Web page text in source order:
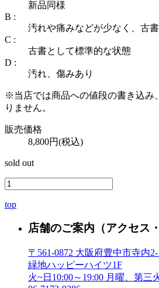
新品同様
B :
汚れや痛みなどが少なく、古
C :
古書として標準的な状態
D :
汚れ、傷みあり
※当店では商品への値段の書き込み
りません。
販売価格
8,800円(税込)
sold out
top
店舗のご案内 （アクセス
〒561-0872 大阪府豊中市寺内2-
緑地ハッピーハイツ1F
火~日10:00～19:00 月曜、第三